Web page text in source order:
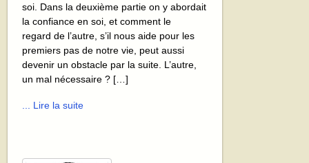
soi. Dans la deuxième partie on y abordait
la confiance en soi, et comment le
regard de l’autre, s’il nous aide pour les
premiers pas de notre vie, peut aussi
devenir un obstacle par la suite. L’autre,
un mal nécessaire ? […]
... Lire la suite